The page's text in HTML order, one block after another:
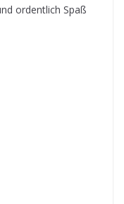
ordentlich Spaß